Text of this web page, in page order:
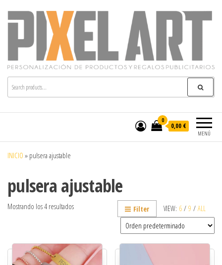
Pixelart
Especialistas en textil publicitario y regalos
personalizados en móstoles
MENÚ
0
0,00 €
INICIO » pulsera ajustable
pulsera ajustable
VIEW: 6 / 9 / ALL
Filter
Mostrando los 4 resultados